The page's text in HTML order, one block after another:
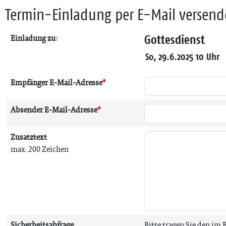
Termin-Einladung per E-Mail
Einladung zu: Gottesdienst
So, 29.6.2025 10 Uhr
Empfänger E-Mail-Adresse*
Absender E-Mail-Adresse*
Zusatztext
max. 200 Zeichen